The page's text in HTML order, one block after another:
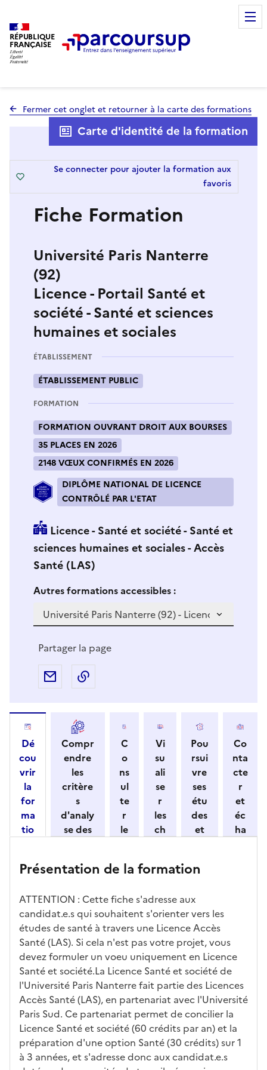
RÉPUBLIQUE
FRANÇAISE
Fermer cet onglet et retourner à la carte des formations
Fiche Formation
Université Paris Nanterre
(92)
Licence - Portail Santé et
société - Santé et sciences
humaines et sociales
ÉTABLISSEMENT
ÉTABLISSEMENT PUBLIC
FORMATION
FORMATION OUVRANT DROIT AUX BOURSES
35 PLACES EN 2026
2148 VŒUX CONFIRMÉS EN 2026
DIPLÔME NATIONAL DE LICENCE
CONTRÔLÉ PAR L'ETAT
Licence - Santé et société - Santé et
sciences humaines et sociales - Accès
Santé (LAS)
Si vous sélectionnez une formation dans la zone
Autres formations accessibles :S
v
z
n
e
o
r
m
a
t
i
o
n
d
a
n
s
Carte d'identité de la formation
Se connecter pour ajouter la formation aux
favoris
Partager la page
Partager par e-mail
Dé
cou
vrir
la
for
ma
tio
ses
act
éris
tiq
ues
Compr
endre
les
critère
s
d'analy
se des
par
ssemen
t
C
o
ns
ul
te
r
le
o
ali
té
s
d
e
c
a
n
di
d
at
ur
Vi
su
ali
se
r
les
ch
s
ac
cè
s à
la
fo
rm
ati
on
Pou
rsui
vre
ses
étu
des
et
re
dé
bo
uch
és
Co
nta
cte
r
et
éc
ha
ent
Présentation de la formation
ATTENTION : Cette fiche s'adresse aux
candidat.e.s qui souhaitent s'orienter vers les
études de santé à travers une Licence Accès
Santé (LAS). Si cela n'est pas votre projet, vous
devez formuler un voeu uniquement en Licence
Santé et société.La Licence Santé et société de
l'Université Paris Nanterre fait partie des Licences
Accès Santé (LAS), en partenariat avec l'Université
Paris Sud. Ce partenariat permet de concilier la
Licence Santé et société (60 crédits par an) et la
préparation d'une option Santé (30 crédits) sur 1
à 3 années, et s'adresse donc aux candidat.e.s